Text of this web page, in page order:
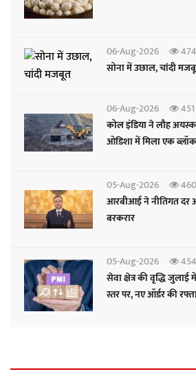
06-Aug-2026
474
सोना में उछाल, चांदी
06-Aug-2026
451
कोल इंडिया ने लौह
ओडिशा में मिला एक ब्लॉक
05-Aug-2026
460
आरबीआई ने नीतिगत
बरकरार
05-Aug-2026
454
सेवा क्षेत्र की वृद्धि
स्तर पर, नए ऑर्डर की